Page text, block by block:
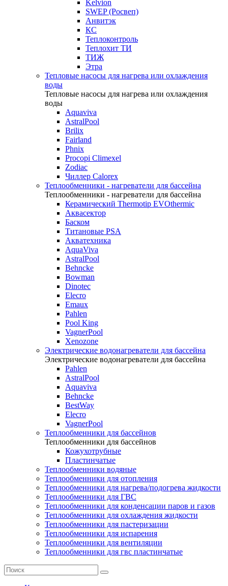
Kelvion
SWEP (Росвеп)
Анвитэк
КС
Теплоконтроль
Теплохит ТИ
ТИЖ
Этра
Тепловые насосы для нагрева или охлаждения
воды
Тепловые насосы для нагрева или охлаждения
воды
Aquaviva
AstralPool
Brilix
Fairland
Phnix
Procopi Climexel
Zodiac
Чиллер Calorex
Теплообменники - нагреватели для бассейна
Теплообменники - нагреватели для бассейна
Керамический Thermotip EVOthermic
Аквасектор
Баском
Титановые PSA
Акватехника
AquaViva
AstralPool
Behncke
Bowman
Dinotec
Elecro
Emaux
Pahlen
Pool King
VagnerPool
Xenozone
Электрические водонагреватели для бассейна
Электрические водонагреватели для бассейна
Pahlen
AstralPool
Aquaviva
Behncke
BestWay
Elecro
VagnerPool
Теплообменники для бассейнов
Теплообменники для бассейнов
Кожухотрубные
Пластинчатые
Теплообменники водяные
Теплообменники для отопления
Теплообменники для нагрева/подогрева жидкости
Теплообменники для ГВС
Теплообменники для конденсации паров и газов
Теплообменники для охлаждения жидкости
Теплообменники для пастеризации
Теплообменники для испарения
Теплообменники для вентиляции
Теплообменники для гвс пластинчатые